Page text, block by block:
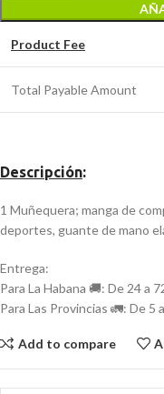
Product Fee
Total Payable Amount
Descripción:
1 Muñequera; manga de
deportes, guante de mano
Entrega:
Para La Habana 🚚: De 24 a
Para Las Provincias 🚛: De 5
Add to compare